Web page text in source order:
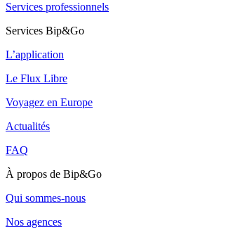
Services professionnels
Services Bip&Go
L’application
Le Flux Libre
Voyagez en Europe
Actualités
FAQ
À propos de Bip&Go
Qui sommes-nous
Nos agences